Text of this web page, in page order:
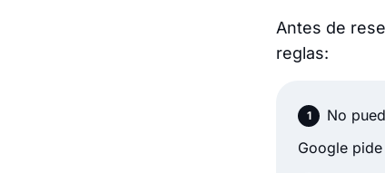
Antes de
reglas:
No
Google